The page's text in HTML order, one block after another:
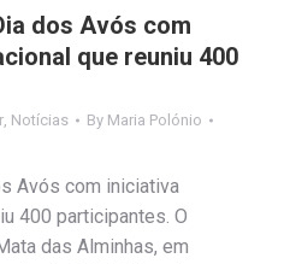
dos Avós com
que reuniu 400
, Notícias By Maria Polónio
Avós com iniciativa
400 participantes. O
das Alminhas, em